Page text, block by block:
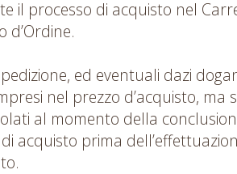
il processo di acquisto nel
d’Ordine.
ed eventuali dazi
nel prezzo d’acquisto, ma
al momento della
acquisto prima